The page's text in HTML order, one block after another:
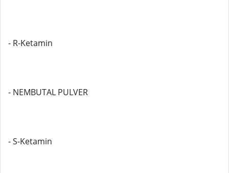
- R-Ketamin
- NEMBUTAL PULVER
- S-Ketamin